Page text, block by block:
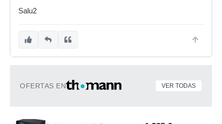
Salu2
OFERTAS EN VER TODAS